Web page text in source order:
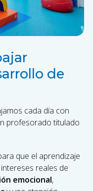
de
cada día con
profesorado titulado
que el aprendizaje
reales de
emocional,